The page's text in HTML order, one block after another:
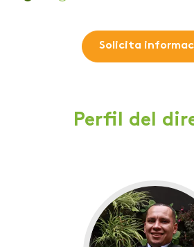
Solicita
Perfil del